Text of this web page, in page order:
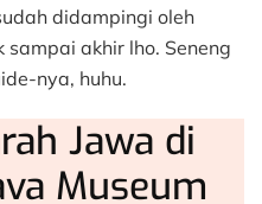
didampingi oleh
akhir lho. Seneng
nya, huhu.
Jawa di
Museum